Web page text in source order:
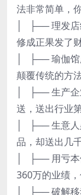
法非常简单，
│ ├── 理发
修成正果发了
│ ├── 瑜伽馆
颠覆传统的方
│ ├── 生产
送，送出行业
│ ├── 生意
品，却送出几
│ ├── 用亏
360万的业绩
│ ├── 破解